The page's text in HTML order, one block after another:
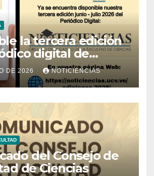
la tercera edición
digital de
2026
DE 2026 NOTICIENCIAS
del Consejo de
de Ciencias